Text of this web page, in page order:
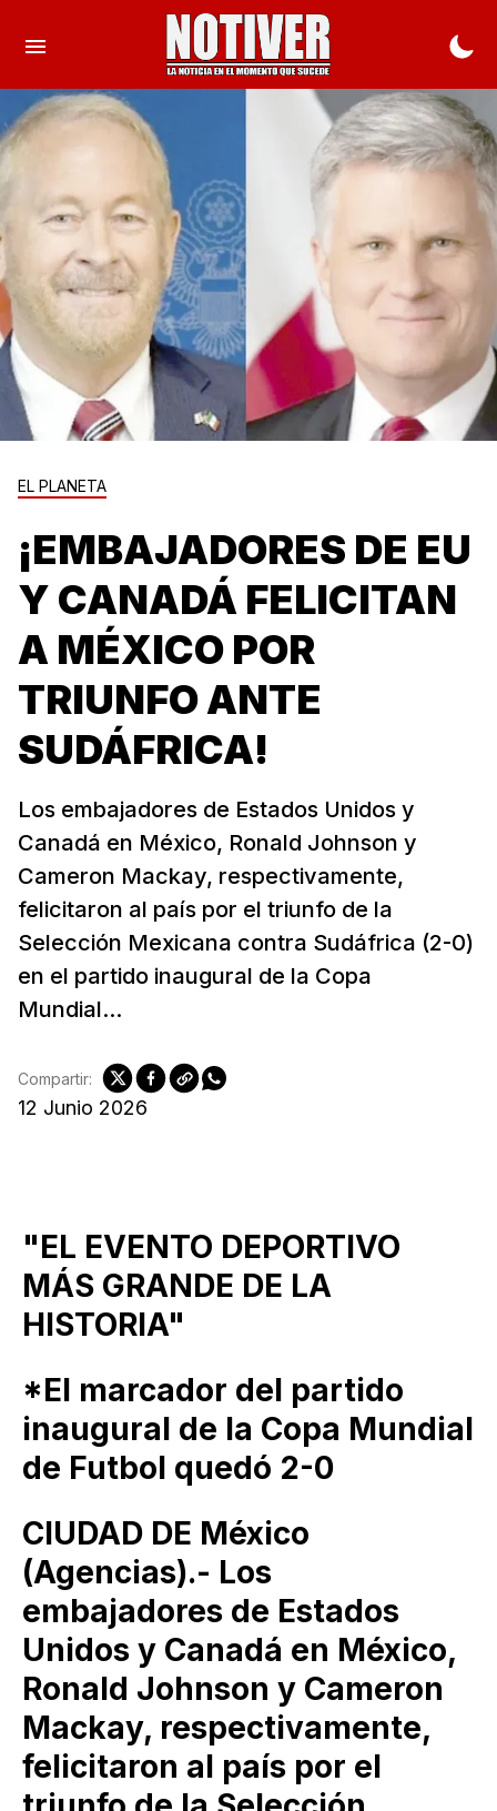
EL PLANETA
¡EMBAJADORES DE EU
Y CANADÁ FELICITAN
A MÉXICO POR
TRIUNFO ANTE
SUDÁFRICA!
Los embajadores de Estados Unidos y
Canadá en México, Ronald Johnson y
Cameron Mackay, respectivamente,
felicitaron al país por el triunfo de la
Selección Mexicana contra Sudáfrica (2-0)
en el partido inaugural de la Copa
Mundial...
12 Junio 2026
Compartir:
"EL EVENTO DEPORTIVO
MÁS GRANDE DE LA
HISTORIA"
*El marcador del partido
inaugural de la Copa Mundial
de Futbol quedó 2-0
CIUDAD DE México
(Agencias).- Los
embajadores de Estados
Unidos y Canadá en México,
Ronald Johnson y Cameron
Mackay, respectivamente,
felicitaron al país por el